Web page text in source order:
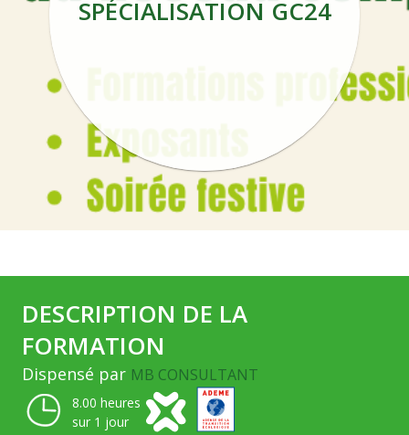
SPÉCIALISATION GC24
DESCRIPTION DE LA
FORMATION
Dispensé par MB CONSULTANT
8.00 heures
sur 1 jour